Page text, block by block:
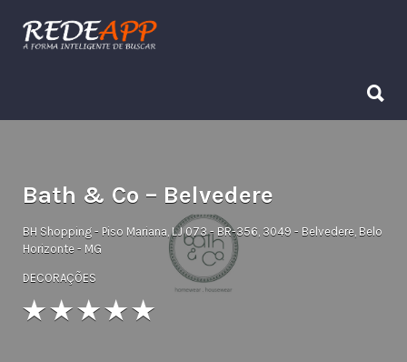
Procurar:
Bath & Co – Belvedere
BH Shopping - Piso Mariana, LJ 073 - BR-356, 3049 - Belvedere, Belo
Horizonte - MG
DECORAÇÕES